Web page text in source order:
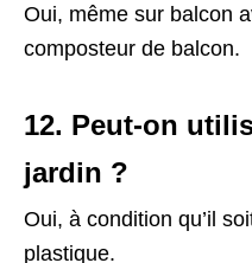
Oui, même sur balcon
composteur de balcon.
12. Peut-on
jardin ?
Oui, à condition qu’il
plastique.